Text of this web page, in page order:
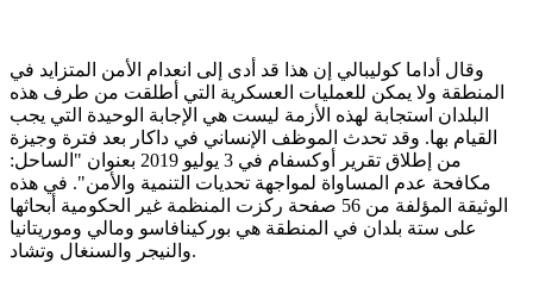
وقال أداما كوليبالي إن هذا قد أدى إلى انعدام الأمن المتزايد في
المنطقة ولا يمكن للعمليات العسكرية التي أطلقت من طرف هذه
البلدان استجابة لهذه الأزمة ليست هي الإجابة الوحيدة التي يجب
القيام بها. وقد تحدث الموظف الإنساني في داكار بعد فترة وجيزة
من إطلاق تقرير أوكسفام في 3 يوليو 2019 بعنوان "الساحل:
مكافحة عدم المساواة لمواجهة تحديات التنمية والأمن". في هذه
الوثيقة المؤلفة من 56 صفحة ركزت المنظمة غير الحكومية أبحاثها
على ستة بلدان في المنطقة هي بوركينافاسو ومالي وموريتانيا
والنيجر والسنغال وتشاد.